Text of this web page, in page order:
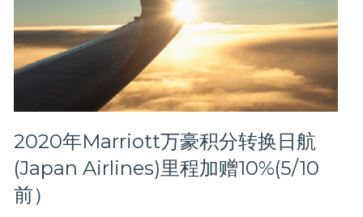
晚
以
上，
赢
2,000
2020年Marriott万豪积分转换日航
(Japan Airlines)里程加赠10%(5/10
前）